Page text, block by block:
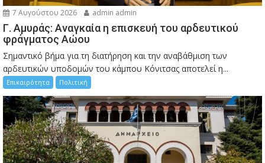
7 Αυγούστου 2026 admin admin
Γ. Αμυράς: Αναγκαία η επισκευή του αρδευτικού
φράγματος Αώου
Σημαντικό βήμα για τη διατήρηση και την αναβάθμιση των
αρδευτικών υποδομών του κάμπου Κόνιτσας αποτελεί η...
Επικαιρότητα Πολιτική